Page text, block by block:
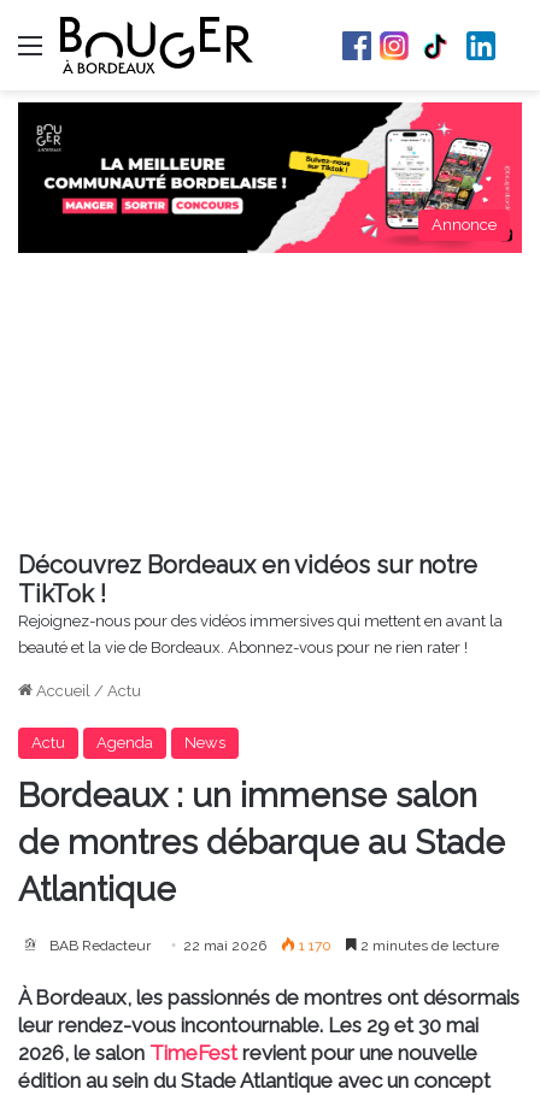
Menu
Annonce
Découvrez Bordeaux en vidéos sur notre
TikTok !
Rejoignez-nous pour des vidéos immersives qui mettent en avant la
beauté et la vie de Bordeaux. Abonnez-vous pour ne rien rater !
Accueil / Actu
Actu Agenda News
Bordeaux : un immense salon
de montres débarque au Stade
Atlantique
BAB Redacteur 22 mai 2026 1 170 2 minutes de lecture
À Bordeaux, les passionnés de montres ont désormais
leur rendez-vous incontournable. Les 29 et 30 mai
2026, le salon TimeFestrevient pour une nouvelle
édition au sein du Stade Atlantique avec un concept